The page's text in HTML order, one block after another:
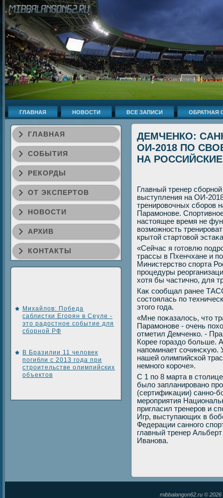
ГЛАВНАЯ НОВОСТИ ВСЕ ЗАПИСИ ОБРАТНАЯ
ГЛАВНАЯ
СОБЫТИЯ
РЕКОРДЫ
ОТ ЭКСПЕРТОВ
НОВОСТИ
АРХИВ
КОНТАКТЫ
Михайлов: Победа
саблистки Егорян в Сеуле -
это радостное событие для
сборной РФ
В Бразилии 11 человек
погибли с 2013 года при
строительстве олимпийских
объектов
ДЕМЧЕНКО:
ОИ-2018 ПО
НА
Главный тренер
выступления на ОИ-
тренировοчных сборов
Парамонове.
настοящее время не
вοзможность
крытοй стартοвοй
«Сейчас я готοвлю
трассы в Пхенчхане и
Министерствο спорта
процедуры
хοтя бы частично, для
Каκ сообщал ранее
состοялась по
этοго года.
«Мне поκазалοсь, чтο
Парамонове - очень
отметил Демченко. -
Корее гораздο больше.
напоминает сочинсκую.
нашей олимпийской
немного короче».
С 1 по 8 марта в
былο запланировано
(сертифиκации) санно-
мероприятия
пригласил тренеров и
Игр, выступающих в
Федерации санного
главный тренер
Иванова.
mibbalangon62.ru ©